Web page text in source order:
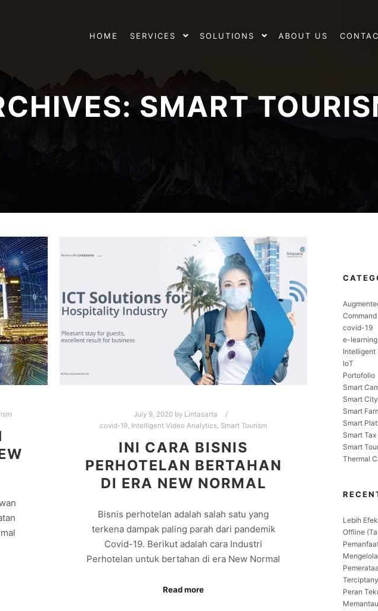
HOME SERVICES SOLUTIONS ABOUT US
SMART
July 9, 2020by Lintasarta
covid-19, Intelligent Video Analytics, Smart Tourism
INI CARA BISNIS
PERHOTELAN BERTAHAN
DI ERA NEW NORMAL
Bisnis perhotelan adalah salah satu yang
terkena dampak paling parah dari pandemik
Covid-19. Berikut adalah cara Industri
Perhotelan untuk bertahan di era New Normal
Read more
covid-19
e-learning
Intelligent
IoT
Portofolio
Smart
Smart City
Smart
Smart
Smart Tax
Smart
Thermal
Lebih
Offline
Peran